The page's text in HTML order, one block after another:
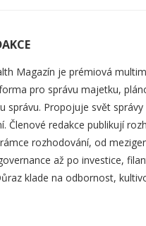
Magazín je prémiová
pro správu majetku,
správu. Propojuje svět
Členové redakce publikují
rozhodování, od
až po investice,
klade na odbornost,